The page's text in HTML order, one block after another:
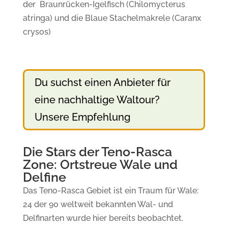
der Braunrücken-Igelfisch (Chilomycterus
atringa) und die Blaue Stachelmakrele (Caranx
crysos)
Du suchst einen Anbieter für
eine nachhaltige Waltour?
Unsere Empfehlung
Die Stars der Teno-Rasca
Zone: Ortstreue Wale und
Delfine
Das Teno-Rasca Gebiet ist ein Traum für Wale:
24 der 90 weltweit bekannten Wal- und
Delfinarten wurde hier bereits beobachtet.